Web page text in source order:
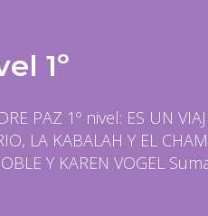
1º
PAZ 1º nivel: ES UN
LA KABALAH Y EL
Y KAREN VOGEL